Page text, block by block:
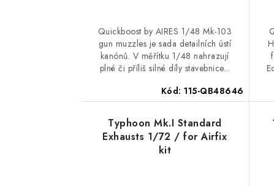
Quickboost by AIRES 1/48 Mk-103
gun muzzles je sada detailních ústí
kanónů. V měřítku 1/48 nahrazují
plné či příliš silné díly stavebnice...
Kód:115-QB48646
Typhoon Mk.I Standard
Exhausts 1/72 / for Airfix
kit